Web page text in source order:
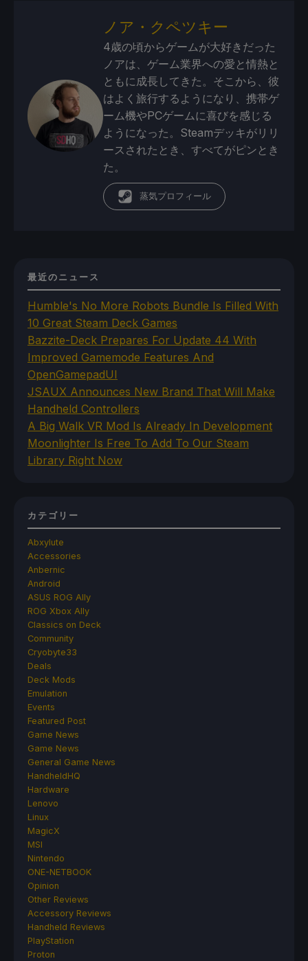
ノア・クペツキー
4歳の頃からゲームが大好きだった
ノアは、ゲーム業界への愛と情熱と
ともに成長してきた。そこから、彼
はよく旅行するようになり、携帯ゲ
ーム機やPCゲームに喜びを感じる
ようになった。Steamデッキがリリ
ースされたとき、すべてがピンとき
た。
蒸気プロフィール
最近のニュース
Humble's No More Robots Bundle Is Filled With
10 Great Steam Deck Games
Bazzite-Deck Prepares For Update 44 With
Improved Gamemode Features And
OpenGamepadUI
JSAUX Announces New Brand That Will Make
Handheld Controllers
A Big Walk VR Mod Is Already In Development
Moonlighter Is Free To Add To Our Steam
Library Right Now
カテゴリー
Abxylute
Accessories
Anbernic
Android
ASUS ROG Ally
ROG Xbox Ally
Classics on Deck
Community
Cryobyte33
Deals
Deck Mods
Emulation
Events
Featured Post
Game News
Game News
General Game News
HandheldHQ
Hardware
Lenovo
Linux
MagicX
MSI
Nintendo
ONE-NETBOOK
Opinion
Other Reviews
Accessory Reviews
Handheld Reviews
PlayStation
Proton